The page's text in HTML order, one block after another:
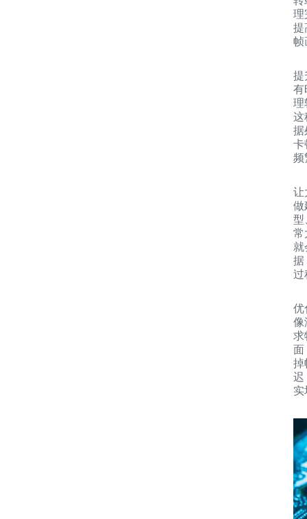
理
提
帧
提
有
理
这
据
卡
频
让
做
型
常
就
据
过
优
像
求
面
掉
迟
实